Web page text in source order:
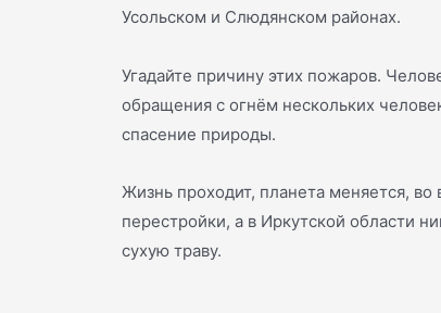
Усольском и Слюдянском районах.
Угадайте причину этих пожаров.
обращения с огнём нескольких
спасение природы.
Жизнь проходит, планета меняется,
перестройки, а в Иркутской области
сухую траву.